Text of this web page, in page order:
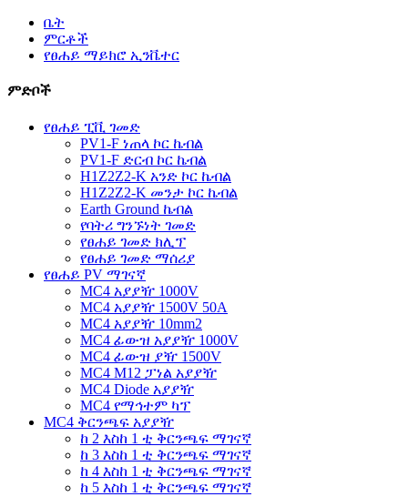
ቤት
ምርቶች
የፀሐይ ማይክሮ ኢንቬተር
ምድቦች
የፀሐይ ፒቪ ገመድ
PV1-F ነጠላ ኮር ኬብል
PV1-F ድርብ ኮር ኬብል
H1Z2Z2-K አንድ ኮር ኬብል
H1Z2Z2-K መንታ ኮር ኬብል
Earth Ground ኬብል
የባትሪ ግንኙነት ገመድ
የፀሐይ ገመድ ክሊፕ
የፀሐይ ገመድ ማሰሪያ
የፀሐይ PV ማገናኛ
MC4 አያያዥ 1000V
MC4 አያያዥ 1500V 50A
MC4 አያያዥ 10mm2
MC4 ፊውዝ አያያዥ 1000V
MC4 ፊውዝ ያዥ 1500V
MC4 M12 ፓነል አያያዥ
MC4 Diode አያያዥ
MC4 የማኅተም ካፕ
MC4 ቅርንጫፍ አያያዥ
ከ 2 እስከ 1 ቲ ቅርንጫፍ ማገናኛ
ከ 3 እስከ 1 ቲ ቅርንጫፍ ማገናኛ
ከ 4 እስከ 1 ቲ ቅርንጫፍ ማገናኛ
ከ 5 እስከ 1 ቲ ቅርንጫፍ ማገናኛ